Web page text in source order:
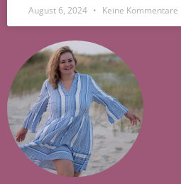
August 6, 2024 Keine Kommentare